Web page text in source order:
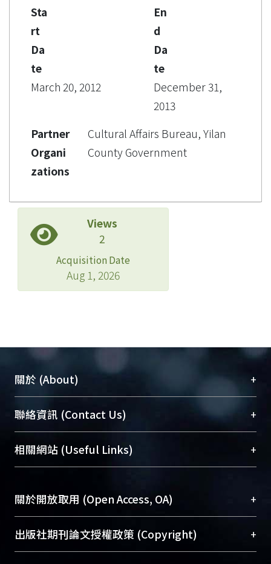
Sta
rt
Da
te
March 20, 2012
En
d
Da
te
December 31,
2013
Partner
Organi
zations
Cultural Affairs Bureau, Yilan
County Government
Views
2
Acquisition Date
Aug 1, 2026
關於 (About) +
臺大位居世界頂尖大學之列，為永久珍藏及向國際
展現本校豐碩的研究成果及學術能量，圖書館整合
機構典藏（NTUR）與學術庫（AH）不同功能平
台，成為臺大學術典藏NTU scholars。期能整合研
成果。
To permanently archive and promote researcher
profiles and scholarly works, Library integrates the
services of “NTU Repository” with “Academic
聯絡資訊 (Contact Us) +
總館學科館員(Main Library)
醫學圖書館學科館員(Medical Library)
Sciences Library)
相關網站 (Useful Links) +
關於開放取用 (Open Access, OA) +
開放取用是從使用者角度提升資訊取用性的社會運
動，應用在學術研究上是透過將研究著作公開供使
出版社期刊論文授權政策 (Copyright) +